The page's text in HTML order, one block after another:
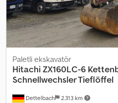
Teknik durum: ortalama Görsel
Seviye V / Tier V Teslimat koşulları:
Üretim ülkesi: FR Daha fazla bilgi
Johanna Schmidt ile iletişime
Dettelbach 2.313 km
Paletli ekskavatör
HitachiZX160LC-6
Schnellwechsler Tieflöffel